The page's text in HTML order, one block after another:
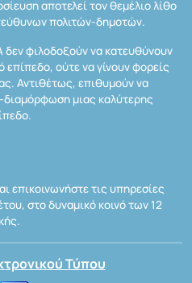
αποτελεί τον θεμέλιο λίθο
πολιτών-δημοτών.
φιλοδοξούν να κατευθύνουν
επίπεδο, ούτε να γίνουν φορείς
Αντιθέτως, επιθυμούν να
διαμόρφωση μιας καλύτερης
επικοινωνήστε τις υπηρεσίες
στο δυναμικό κοινό των 12
Τύπου